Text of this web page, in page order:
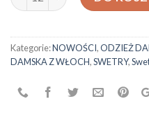
Kategorie:NOWOŚCI,ODZIEŻ
DAMSKA Z WŁOCH,SWETRY,